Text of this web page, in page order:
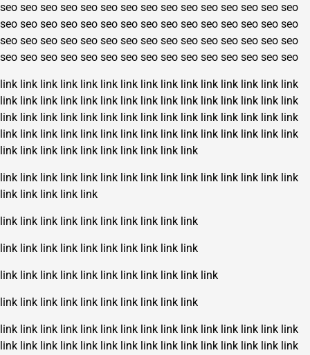
seo seo seo seo seo seo seo seo seo seo seo seo seo seo seo
seo seo seo seo seo seo seo seo seo seo seo seo seo seo seo
seo seo seo seo seo seo seo seo seo seo seo seo seo seo seo
seo seo seo seo seo seo seo seo seo seo seo seo seo seo seo
link link link link link link link link link link link link link link link
link link link link link link link link link link link link link link link
link link link link link link link link link link link link link link link
link link link link link link link link link link link link link link link
link link link link link link link link link link
link link link link link link link link link link link link link link link
link link link link link
link link link link link link link link link link
link link link link link link link link link link
link link link link link link link link link link link
link link link link link link link link link link
link link link link link link link link link link link link link link link
link link link link link link link link link link link link link link link